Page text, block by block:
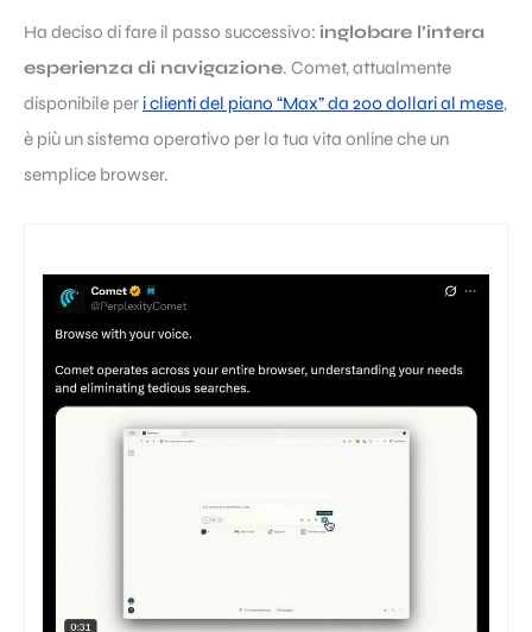
Ha deciso di fare il passo successivo: inglobare l’intera
esperienza di navigazione. Comet, attualmente
disponibile per i clienti del piano “Max” da 200 dollari al mese,
è più un sistema operativo per la tua vita online che un
semplice browser.